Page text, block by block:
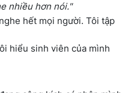
nhiều hơn nói."
hết mọi người. Tôi tập
hiểu sinh viên của mình